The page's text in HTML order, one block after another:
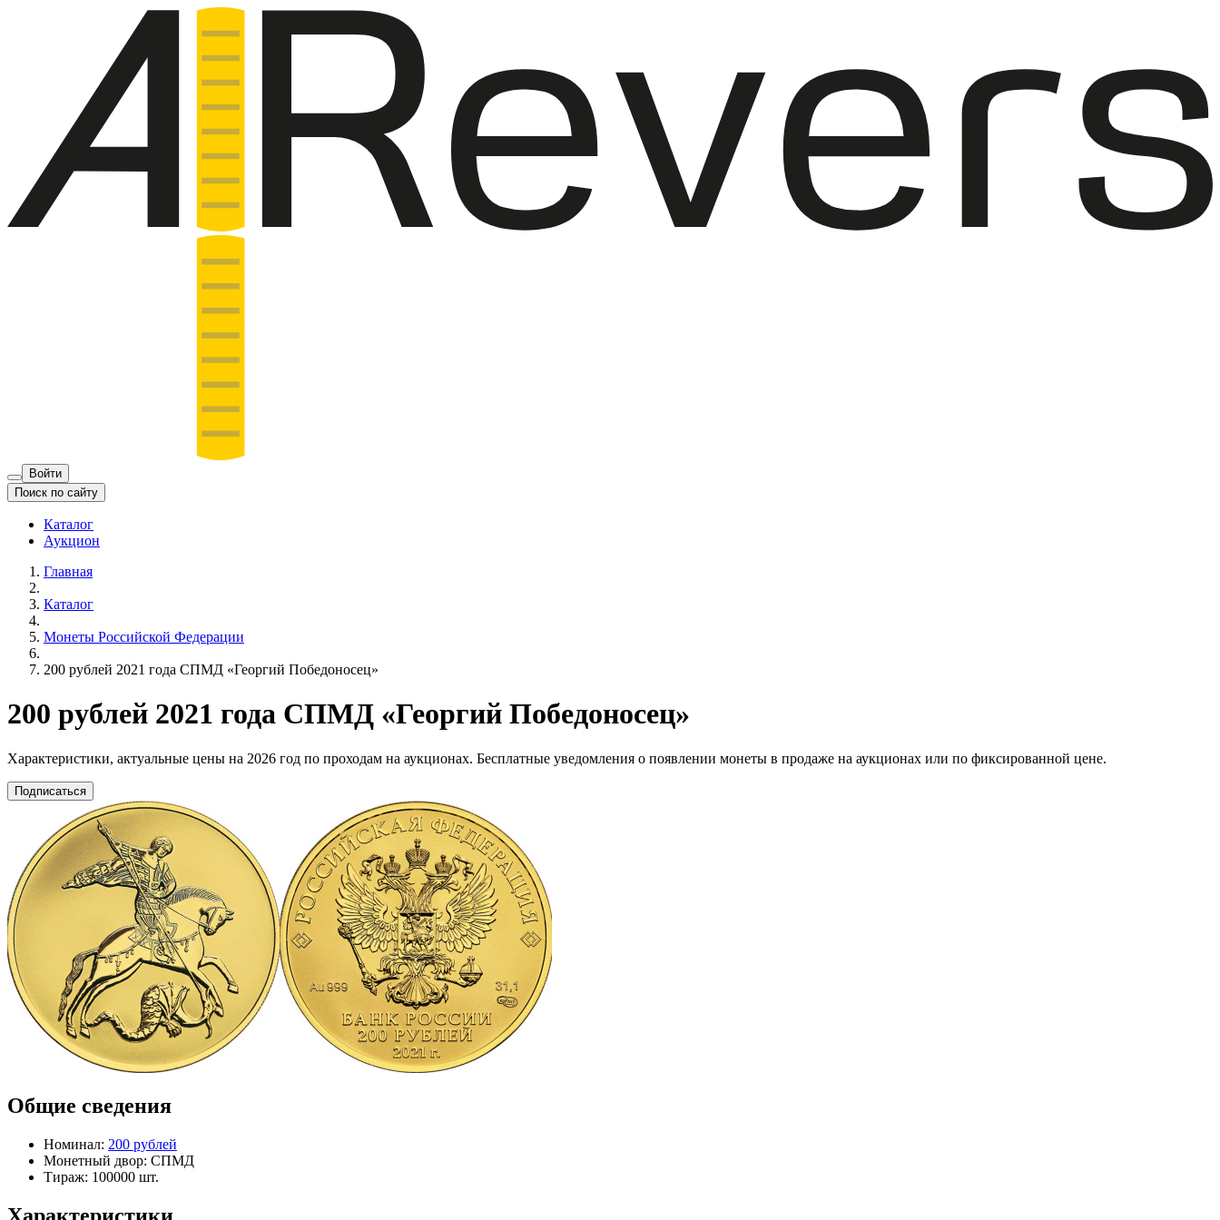
Войти
Поиск по сайту
Каталог
Аукцион
Главная
Каталог
Монеты Российской Федерации
200 рублей 2021 года СПМД «Георгий Победоносец»
200 рублей 2021 года СПМД «Георгий Победоносец»
Характеристики, актуальные цены на 2026 год по проходам на аукционах. Бесплатные уведомления о появлении монеты в продаже на аукционах или по фиксированной цене.
Подписаться
Общие сведения
Номинал: 200 рублей
Монетный двор: СПМД
Тираж: 100000 шт.